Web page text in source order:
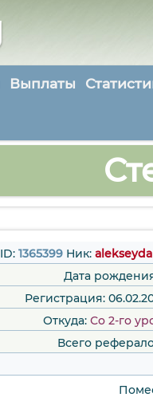
Выплаты
ID: 1365399Ник:
Дата
Регистрация:
Откуда: Со 2-го
Всего